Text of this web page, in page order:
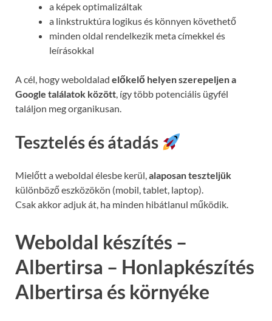
a képek optimalizáltak
a linkstruktúra logikus és könnyen követhető
minden oldal rendelkezik meta címekkel és
leírásokkal
A cél, hogy weboldalad előkelő helyen szerepeljen a
Google találatok között, így több potenciális ügyfél
találjon meg organikusan.
Tesztelés és átadás
Mielőtt a weboldal élesbe kerül,alaposan teszteljük
különböző eszközökön (mobil, tablet, laptop).
Csak akkor adjuk át, ha minden hibátlanul működik.
Weboldal készítés –
Albertirsa – Honlapkészítés
Albertirsa és környéke